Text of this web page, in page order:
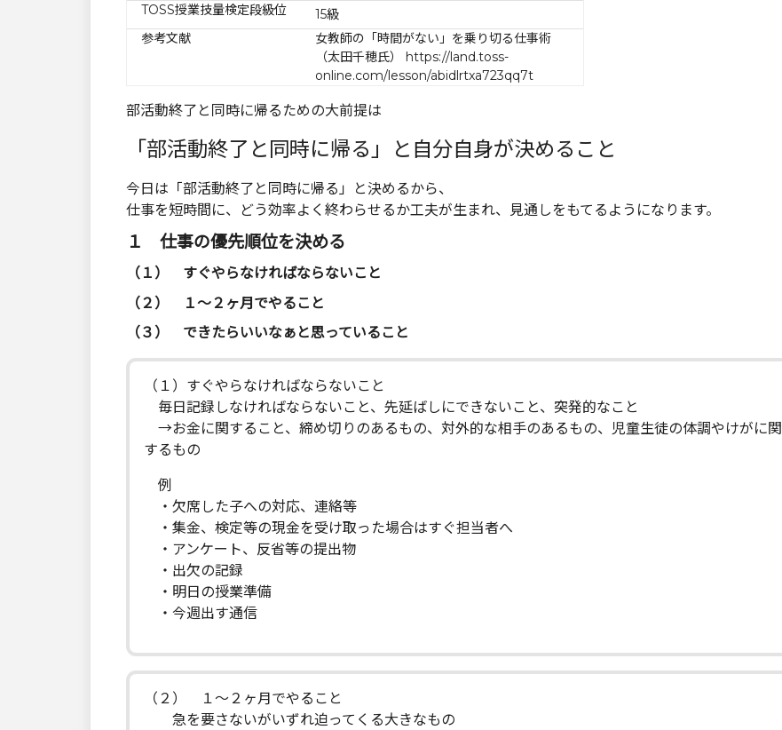
TOSS授業技量検定段級位
15級
参考文献
女教師の「時間がない」を乗り切る仕事術
（太田千穂氏） https://land.toss-
online.com/lesson/abidlrtxa723qq7t
部活動終了と同時に帰るための大前提は
「部活動終了と同時に帰る」と自分自身が決めること
今日は「部活動終了と同時に帰る」と決めるから、
仕事を短時間に、どう効率よく終わらせるか工夫が生まれ、見通しをもてるようになります。
１ 仕事の優先順位を決める
（１） すぐやらなければならないこと
（２） １～２ヶ月でやること
（３） できたらいいなぁと思っていること
（１）すぐやらなければならないこと
毎日記録しなければならないこと、先延ばしにできないこと、突発的なこと
→お金に関すること、締め切りのあるもの、対外的な相手のあるもの、児童生徒の体調やけがに関
するもの
例
・欠席した子への対応、連絡等
・集金、検定等の現金を受け取った場合はすぐ担当者へ
・アンケート、反省等の提出物
・出欠の記録
・明日の授業準備
・今週出す通信
（２） １～２ヶ月でやること
急を要さないがいずれ迫ってくる大きなもの